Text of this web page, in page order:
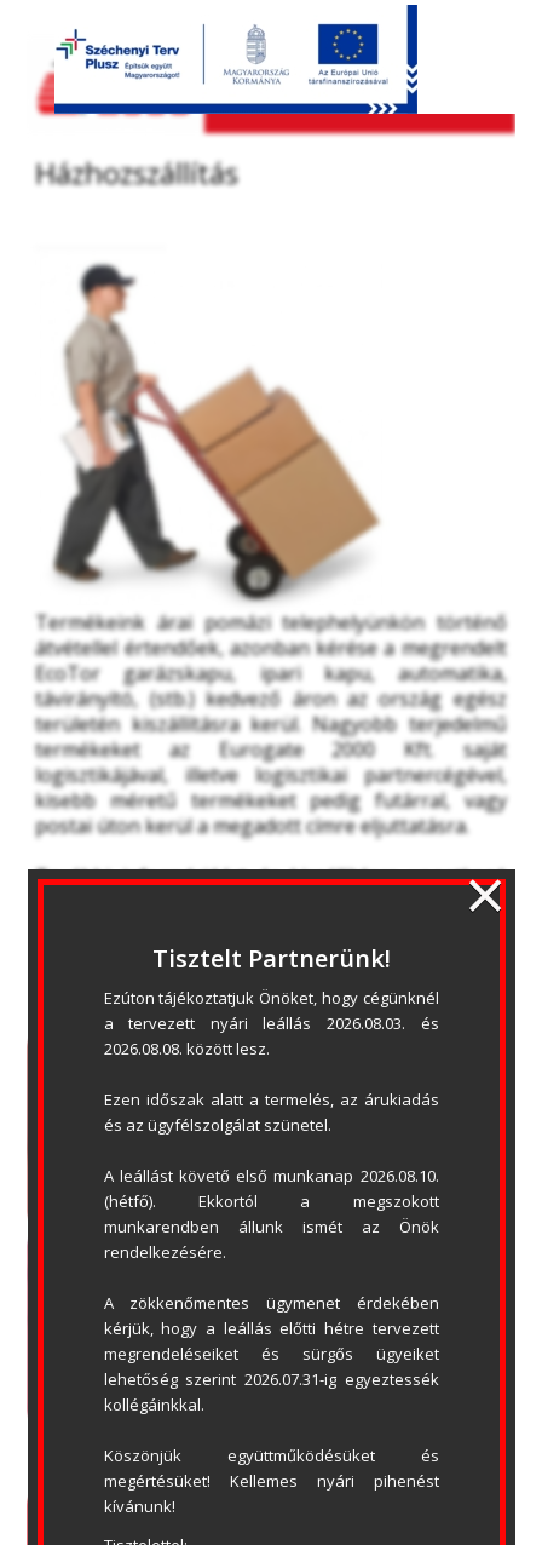
Házhozszállítás
Termékeink árai pomázi telephelyünkön történő
átvétellel értendőek, azonban kérése a megrendelt
EcoTor garázskapu, ipari kapu, automatika,
távirányító, (stb.) kedvező áron az ország egész
területén kiszállításra kerül. Nagyobb terjedelmű
termékeket az Eurogate 2000 Kft. saját
logisztikájával, illetve logisztikai partnercégével,
kisebb méretű termékeket pedig futárral, vagy
postai úton kerül a megadott címre eljuttatásra.
További információért és kiszállításra vonatkozó
árajánlatunkért lépjen velünk kapcsolatba a
Tisztelt Partnerünk!
Ezúton tájékoztatjuk Önöket, hogy cégünknél
a tervezett nyári leállás 2026.08.03. és
2026.08.08. között lesz.
Ezen időszak alatt a termelés, az árukiadás
és az ügyfélszolgálat szünetel.
A leállást követő első munkanap 2026.08.10.
(hétfő). Ekkortól a megszokott
munkarendben állunk ismét az Önök
rendelkezésére.
A zökkenőmentes ügymenet érdekében
kérjük, hogy a leállás előtti hétre tervezett
megrendeléseiket és sürgős ügyeiket
lehetőség szerint 2026.07.31-ig egyeztessék
kollégáinkkal.
Köszönjük együttműködésüket és
megértésüket! Kellemes nyári pihenést
kívánunk!
×